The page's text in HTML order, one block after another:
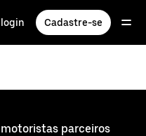
login Cadastre-se
parceiros